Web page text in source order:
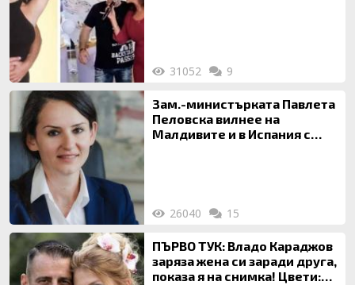
31052 9
Зам.-министърката Павлета
Пеловска вилнее на
Малдивите и в Испания с
26040 15
ПЪРВО ТУК: Владо Караджов
заряза жена си заради друга,
показа я на снимка! Цвети: